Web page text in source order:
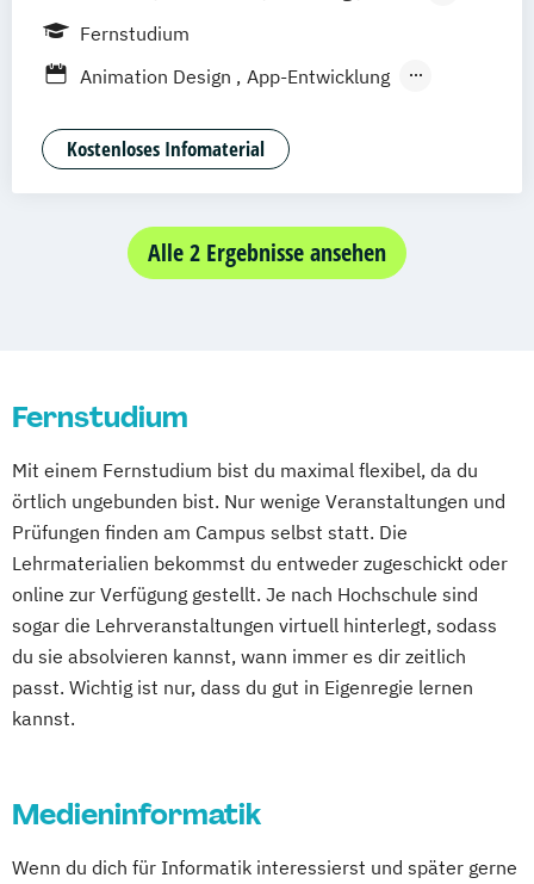
Hannover
Wien Zürich Dortmund
Fernstudium
Animation Design
App-Entwicklung
Game Development
Industriedesign
Kommunikationsdesign
Kostenloses Infomaterial
Alle 2 Ergebnisse ansehen
Fernstudium
Mit einem Fernstudium bist du maximal flexibel, da du
örtlich ungebunden bist. Nur wenige Veranstaltungen und
Prüfungen finden am Campus selbst statt. Die
Lehrmaterialien bekommst du entweder zugeschickt oder
online zur Verfügung gestellt. Je nach Hochschule sind
sogar die Lehrveranstaltungen virtuell hinterlegt, sodass
du sie absolvieren kannst, wann immer es dir zeitlich
passt. Wichtig ist nur, dass du gut in Eigenregie lernen
kannst.
Medieninformatik
Wenn du dich für Informatik interessierst und später gerne